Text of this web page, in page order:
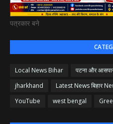
पत्रकार बने
Local News Bihar पटना और
jharkhand
Latest News बिहार
YouTube
west bengal